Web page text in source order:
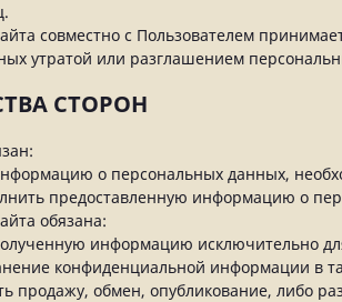
совместно с Пользователем
утратой или разглашением
СТОРОН
о персональных данных,
предоставленную информацию о
обязана:
информацию исключительно
конфиденциальной информации в
продажу, обмен, опубликование, либо